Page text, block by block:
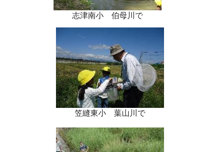
志津南小 伯母川で
笠縫東小 葉山川で